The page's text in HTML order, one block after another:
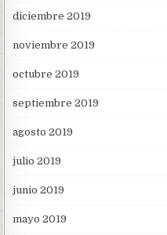
diciembre 2019
noviembre 2019
octubre 2019
septiembre 2019
agosto 2019
julio 2019
junio 2019
mayo 2019